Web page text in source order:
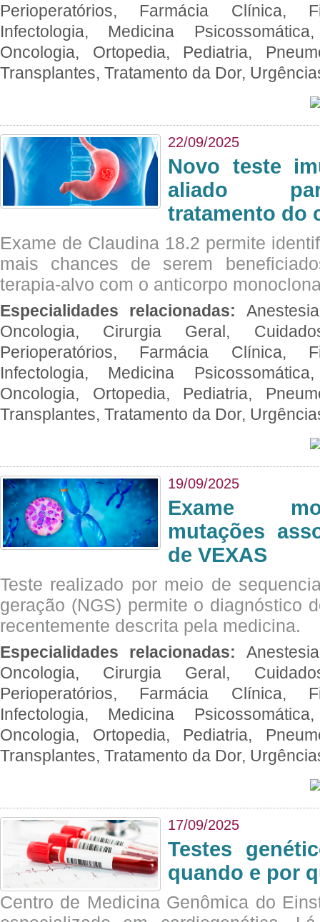
Perioperatórios, Farmácia Clínica,
Infectologia, Medicina
Oncologia, Ortopedia, Pediatria,
Transplantes, Tratamento da Dor,
22/09/2025
Novo teste
aliado
tratamento do
Exame de Claudina 18.2 permite
mais chances de serem
terapia-alvo com o anticorpo
Especialidades relacionadas:
Oncologia, Cirurgia Geral,
Perioperatórios, Farmácia Clínica,
Infectologia, Medicina
Oncologia, Ortopedia, Pediatria,
Transplantes, Tratamento da Dor,
19/09/2025
Exame
mutações
de VEXAS
Teste realizado por meio de
geração (NGS) permite o diagnóstico
recentemente descrita pela medicina.
Especialidades relacionadas:
Oncologia, Cirurgia Geral,
Perioperatórios, Farmácia Clínica,
Infectologia, Medicina
Oncologia, Ortopedia, Pediatria,
Transplantes, Tratamento da Dor,
17/09/2025
Testes
quando e por
Centro de Medicina Genômica do